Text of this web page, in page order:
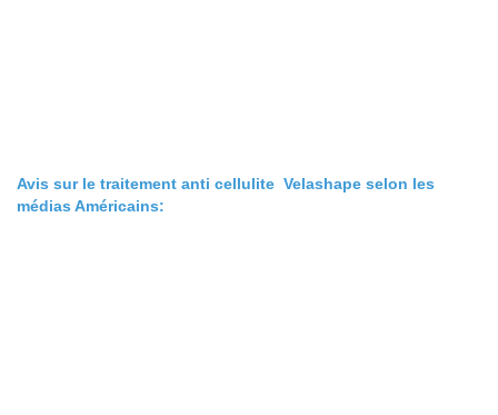
Avis sur le traitement anti cellulite Velashape selon les
médias Américains: